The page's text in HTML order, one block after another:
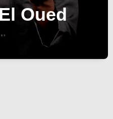
Oued